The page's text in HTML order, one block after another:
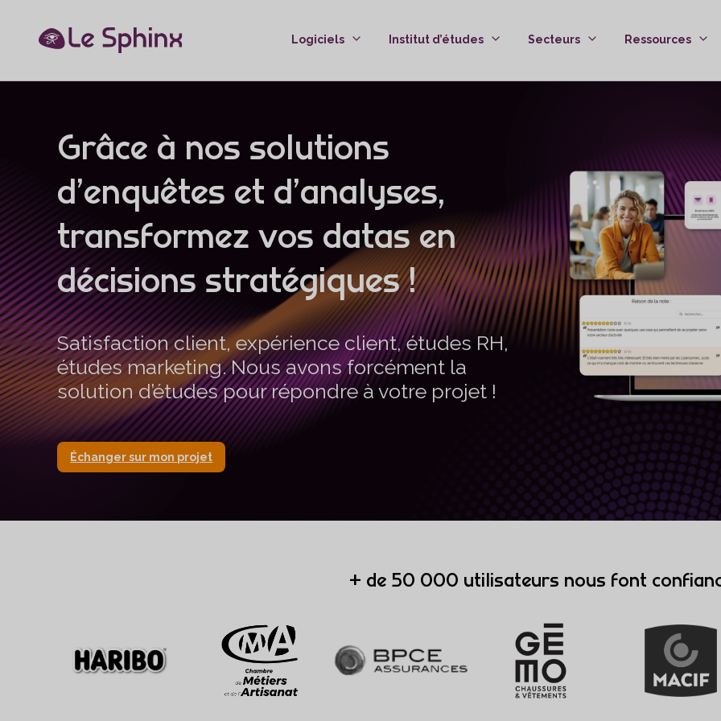
Logiciels Institut d’études Secteurs Ressources
Grâce à nos solutions
d’enquêtes et d’analyses,
transformez vos datas en
décisions stratégiques !
Satisfaction client, expérience client, études RH,
études marketing. Nous avons forcément la
solution d’études pour répondre à votre projet !
Échanger sur mon projet
+ de 50 000 utilisateurs nous font